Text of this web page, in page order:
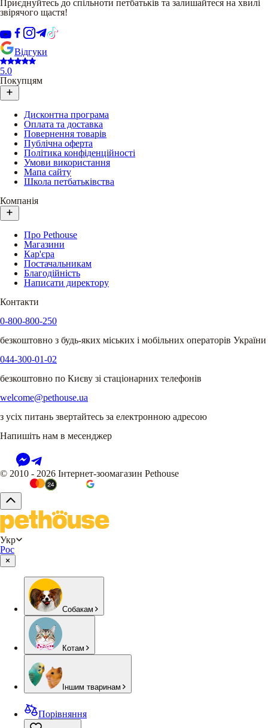
Приєднуйтесь до спільноти петбатьків та залишайтеся на хвилі
звірячого щастя!
Відгуки
5.0
Покупцям
Дисконтна програма
Оплата та доставка
Повернення товарів
Публічна оферта
Політика конфіденційності
Умови використання
Мапа сайту
Школа петбатьківства
Компанія
Про Pethouse
Магазини
Кар'єра
Постачальникам
Благодійність
Написати директору
Контакти
0-800-800-250
безкоштовно з будь-яких міських і мобільних операторів України
044-300-01-02
безкоштовно по Києву зі стаціонарних телефонів
welcome@pethouse.ua
з усіх питань звертайтесь за електронною адресою
Напишіть нам в месенджер
© 2010 - 2026 Інтернет-зоомагазин Pethouse
Укр
Рос
Собакам
Котам
Іншим тваринам
Порівняння